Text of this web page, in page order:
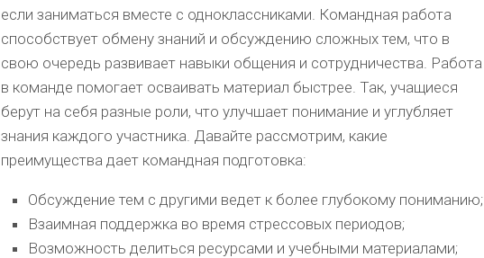
если заниматься вместе с одноклассниками. Командная работа
способствует обмену знаний и обсуждению сложных тем, что в
свою очередь развивает навыки общения и сотрудничества. Работа
в команде помогает осваивать материал быстрее. Так, учащиеся
берут на себя разные роли, что улучшает понимание и углубляет
знания каждого участника. Давайте рассмотрим, какие
преимущества дает командная подготовка:
Обсуждение тем с другими ведет к более глубокому пониманию;
Взаимная поддержка во время стрессовых периодов;
Возможность делиться ресурсами и учебными материалами;